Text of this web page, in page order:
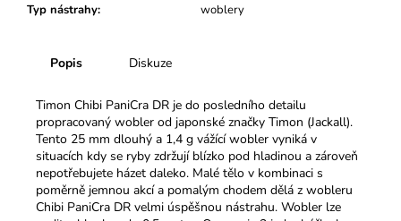
Typ nástrahy: woblery
Popis Diskuze
Timon Chibi PaniCra DR je do posledního detailu
propracovaný wobler od japonské značky Timon (Jackall).
Tento 25 mm dlouhý a 1,4 g vážící wobler vyniká v
situacích kdy se ryby zdržují blízko pod hladinou a zároveň
nepotřebujete házet daleko. Malé tělo v kombinaci s
poměrně jemnou akcí a pomalým chodem dělá z wobleru
Chibi PaniCra DR velmi úspěšnou nástrahu. Wobler lze